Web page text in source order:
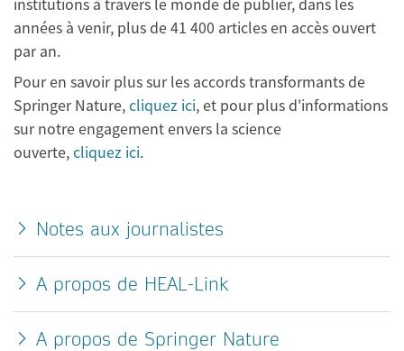
années à venir, plus de 41 400 articles en accès ouvert
par an.
Pour en savoir plus sur les accords transformants de
Springer Nature,cliquez ici, et pour plus d'informations
sur notre engagement envers la science
ouverte,cliquez ici.
Notes aux journalistes
A propos de HEAL-Link
A propos de Springer Nature